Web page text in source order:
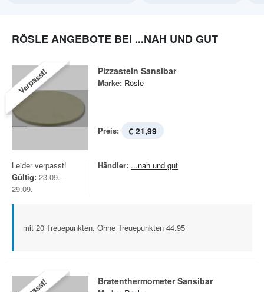
RÖSLE ANGEBOTE BEI ...NAH UND GUT
Verpasst! Pizzastein Sansibar
Marke: Rösle
Preis: € 21,99
Leider verpasst!
Gültig: 23.09. -
29.09.
Händler: ...nah und gut
mit 20 Treuepunkten. Ohne Treuepunkten 44.95
Bratenthermometer Sansibar